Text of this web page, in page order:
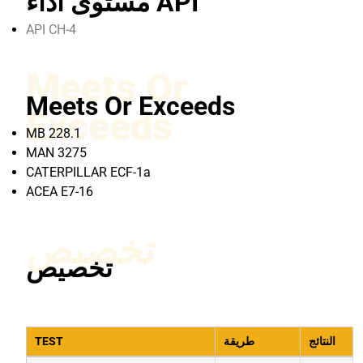
API CH-4
Meets Or
Exceeds
Meets Or Exceeds
MB 228.1
MAN 3275
CATERPILLAR ECF-1a
ACEA E7-16
تخصيص
تخصيص
TEST طريقة النتائج